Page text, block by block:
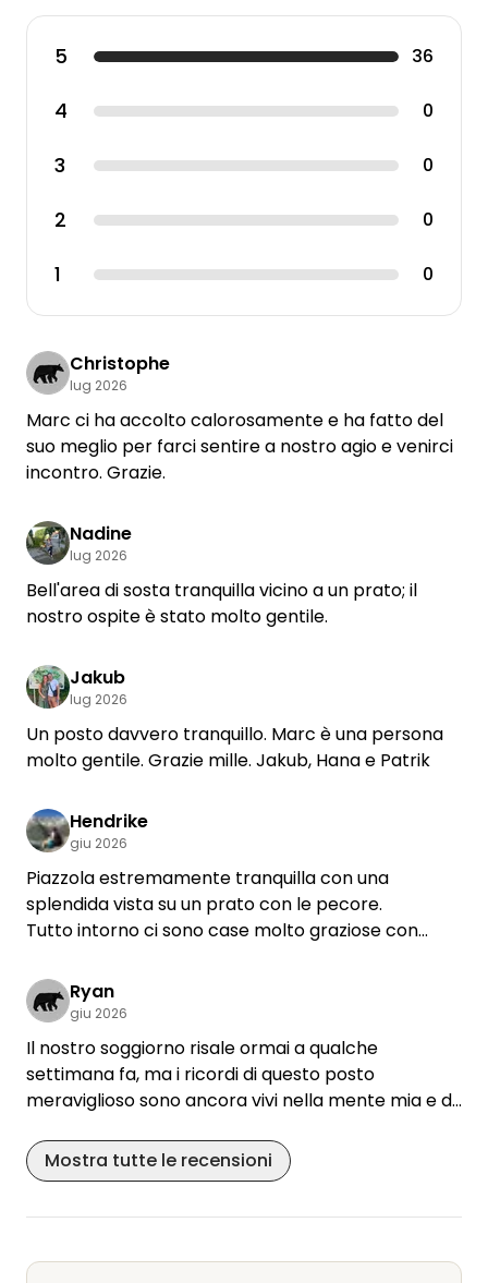
5 36
4 0
3 0
2 0
1 0
Christophe
lug 2026
Marc ci ha accolto calorosamente e ha fatto del
suo meglio per farci sentire a nostro agio e venirci
incontro. Grazie.
Nadine
lug 2026
Bell'area di sosta tranquilla vicino a un prato; il
nostro ospite è stato molto gentile.
Jakub
lug 2026
Un posto davvero tranquillo. Marc è una persona
molto gentile. Grazie mille. Jakub, Hana e Patrik
Hendrike
giu 2026
Piazzola estremamente tranquilla con una
splendida vista su un prato con le pecore.
Tutto intorno ci sono case molto graziose con
Pista ciclabile che conduce direttamente al lago
Tegernsee proprio accanto.
I servizi igienici sono in stile rustico ma molto puliti.
La comunicazione con il proprietario Marc è stata
affidabile e piacevole.
Non vediamo l'ora di tornarci!
Ryan
giu 2026
Il nostro soggiorno risale ormai a qualche
settimana fa, ma i ricordi di questo posto
meraviglioso sono ancora vivi nella mente mia e di
attento e soprattutto generoso. Ci siamo trovati
così bene che abbiamo deciso di rimanere subito
Grazie ancora per i bellissimi giorni trascorsi da
Mostra tutte le recensioni